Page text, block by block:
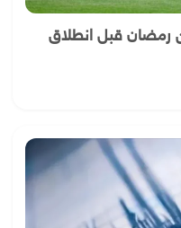
رمضان قبل انطلاق